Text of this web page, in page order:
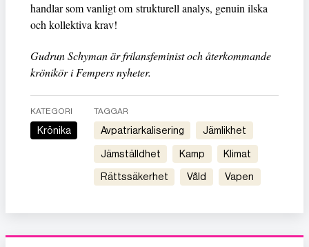
handlar som vanligt om strukturell analys, genuin ilska
och kollektiva krav!
Gudrun Schyman är frilansfeminist och återkommande
krönikör i Fempers nyheter.
KATEGORI
Krönika
TAGGAR
avpatriarkalisering jämlikhet
jämställdhet kamp klimat
rättssäkerhet våld vapen